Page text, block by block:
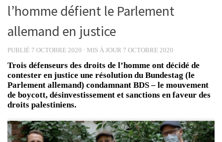
l’homme défient le Parlement
allemand en justice
PUBLIÉ 7 OCTOBRE 2020 · MIS À JOUR 7 OCTOBRE 2020
Trois défenseurs des droits de l’homme ont décidé de
contester en justice une résolution du Bundestag (le
Parlement allemand) condamnant BDS – le mouvement
de boycott, désinvestissement et sanctions en faveur des
droits palestiniens.